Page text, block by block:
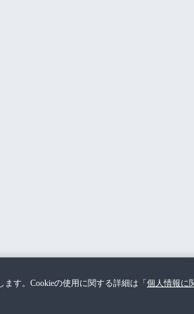
ます。Cookieの使用に関する詳細は「 個人情報に